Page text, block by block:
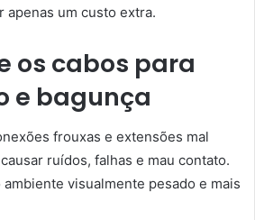
apenas um custo extra.
os cabos para
e bagunça
frouxas e extensões mal
ruídos, falhas e mau contato.
visualmente pesado e mais